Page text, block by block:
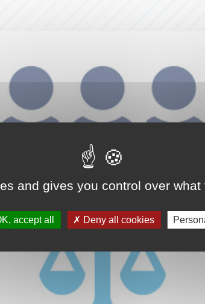
and gives you control over
accept all Deny all cookies